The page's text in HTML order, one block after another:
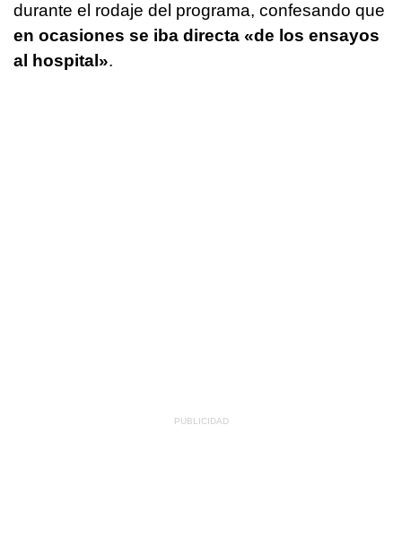
durante el rodaje del programa, confesando que
en ocasiones se iba directa «de los ensayos
al hospital».